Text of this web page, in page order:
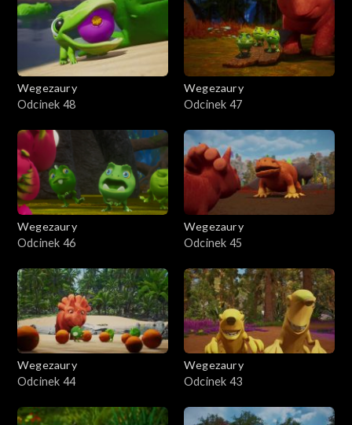
Wegezaury
Odcinek 48
Wegezaury
Odcinek 47
Wegezaury
Odcinek 46
Wegezaury
Odcinek 45
Wegezaury
Odcinek 44
Wegezaury
Odcinek 43